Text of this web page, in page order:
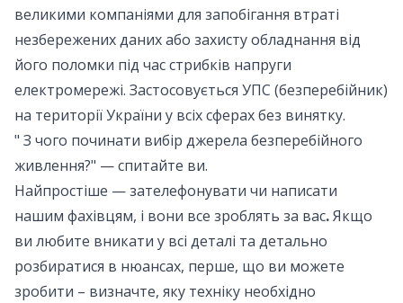
великими компаніями для запобігання втраті
незбережених даних або захисту обладнання від
його поломки під час стрибків напруги
електромережі. Застосовується УПС (безперебійник)
на території України у всіх сферах без винятку.
" З чого починати вибір джерела безперебійного
живлення?" — спитайте ви.
Найпростіше — зателефонувати чи написати
нашим фахівцям, і вони все зроблять за вас.Якщо
ви любите вникати у всі деталі та детально
розбиратися в нюансах, перше, що ви можете
зробити – визначте, яку техніку необхідно